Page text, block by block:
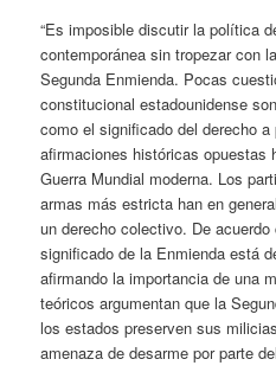
“Es imposible discutir la política
contemporánea sin tropezar con
Segunda Enmienda. Pocas
constitucional estadounidense
como el significado del derecho
afirmaciones históricas opuestas
Guerra Mundial moderna. Los
armas más estricta han en
un derecho colectivo. De
significado de la Enmienda está
afirmando la importancia de una
teóricos argumentan que la
los estados preserven sus
amenaza de desarme por parte